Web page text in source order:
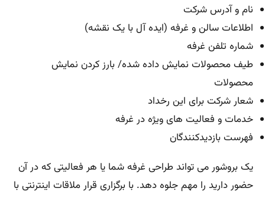
نام و آدرس شرکت
اطلاعات سالن و غرفه (ایده آل با یک نقشه)
شماره تلفن غرفه
طیف محصولات نمایش داده شده/ بارز کردن نمایش
محصولات
شعار شرکت برای این رخداد
خدمات و فعالیت های ویژه در غرفه
فهرست بازدیدکنندگان
یک بروشور می تواند طراحی غرفه شما یا هر فعالیتی که در آن
حضور دارید را مهم جلوه دهد. با برگزاری قرار ملاقات اینترنتی با